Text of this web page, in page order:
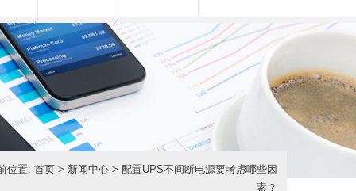
位置:首页 > 新闻中心 > 配置UPS不间断电源要考虑哪些因
素？